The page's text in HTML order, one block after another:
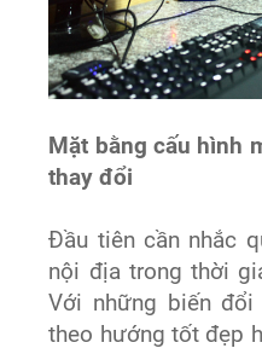
Mặt bằng cấu hình
thay đổi
Đầu tiên cần nhắc
nội địa trong thời
Với những biến
theo hướng tốt đẹp